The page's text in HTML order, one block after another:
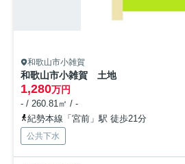
和歌山市小雑賀
和歌山市小雑賀 土地
1,280万円
- / 260.81㎡ / -
紀勢本線「宮前」駅 徒歩21分
公共下水